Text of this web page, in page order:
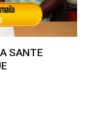
SANTE